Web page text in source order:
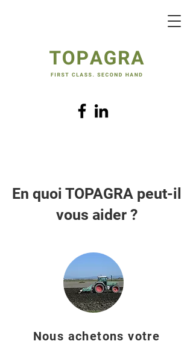
En quoi TOPAGRA peut-il
vous aider ?
Nous achetons votre